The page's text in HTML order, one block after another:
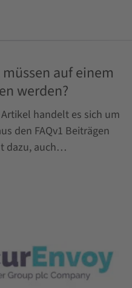
auf einem
werden?
handelt es sich um
den FAQv1 Beiträgen
dazu, auch…